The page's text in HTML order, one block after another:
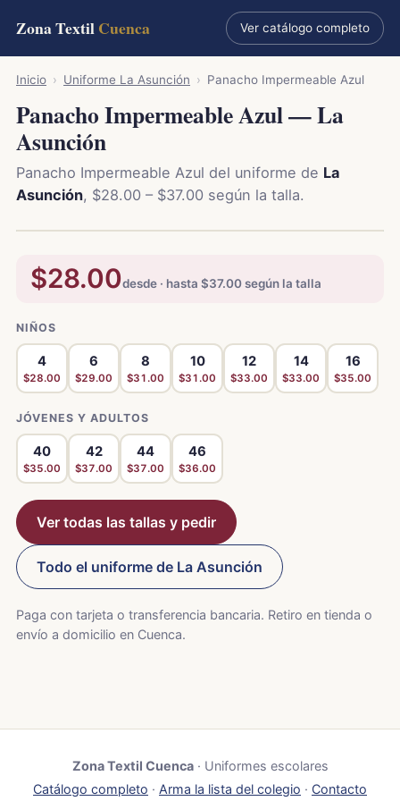
Zona TextilCuenca Ver catálogo completo
Inicio › Uniforme La Asunción › Panacho Impermeable Azul
Panacho Impermeable Azul — La
Asunción
Panacho Impermeable Azul del uniforme de La
Asunción, $28.00 – $37.00 según la talla.
$28.00desde · hasta $37.00 según la talla
NIÑOS
4
$28.00
6
$29.00
8
$31.00
10
$31.00
12
$33.00
14
$33.00
16
$35.00
JÓVENES Y ADULTOS
40
$35.00
42
$37.00
44
$37.00
46
$36.00
Ver todas las tallas y pedir
Todo el uniforme de La Asunción
Paga con tarjeta o transferencia bancaria. Retiro en tienda o
envío a domicilio en Cuenca.
Zona Textil Cuenca· Uniformes escolares
Catálogo completo · Arma la lista del colegio · Contacto